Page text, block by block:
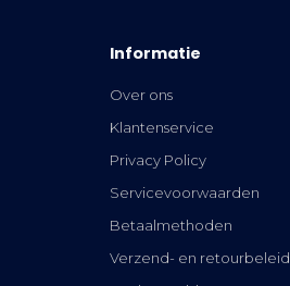
Informatie
Over ons
Klantenservice
Privacy Policy
Servicevoorwaarden
Betaalmethoden
Verzend- en retourbeleid